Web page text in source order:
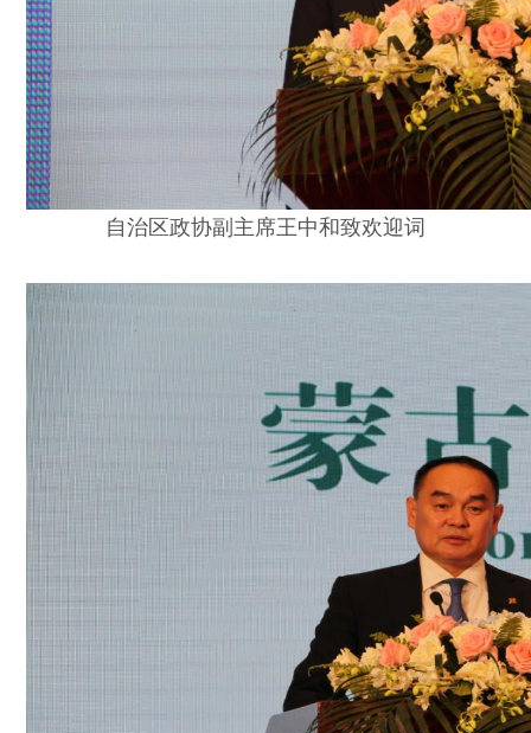
自治区政协副主席王中和致欢迎词